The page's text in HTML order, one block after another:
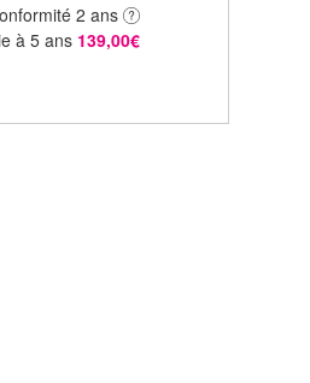
2 ans
à 5 ans 139,00€